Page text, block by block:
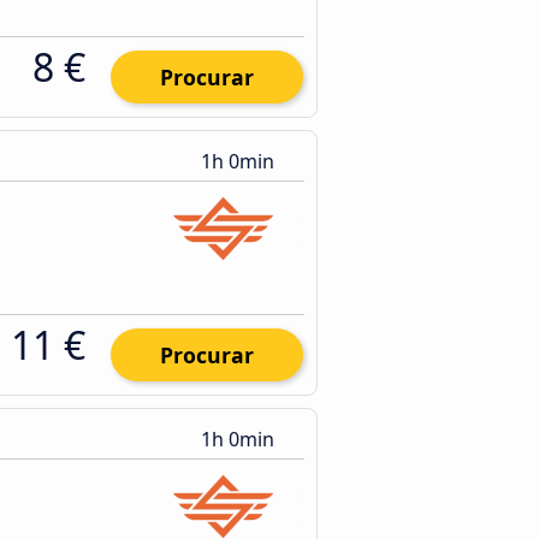
8 € Procurar
1h 0min
11 € Procurar
1h 0min